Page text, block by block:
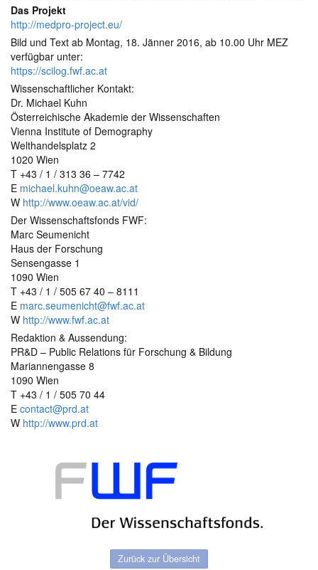
Das Projekt
http://medpro-project.eu/
Bild und Text ab Montag, 18. Jänner 2016, ab 10.00 Uhr MEZ
verfügbar unter:
https://scilog.fwf.ac.at
Wissenschaftlicher Kontakt:
Dr. Michael Kuhn
Österreichische Akademie der Wissenschaften
Vienna Institute of Demography
Welthandelsplatz 2
1020 Wien
T +43 / 1 / 313 36 – 7742
E michael.kuhn@oeaw.ac.at
W http://www.oeaw.ac.at/vid/
Der Wissenschaftsfonds FWF:
Marc Seumenicht
Haus der Forschung
Sensengasse 1
1090 Wien
T +43 / 1 / 505 67 40 – 8111
E marc.seumenicht@fwf.ac.at
W http://www.fwf.ac.at
Redaktion & Aussendung:
PR&D – Public Relations für Forschung & Bildung
Mariannengasse 8
1090 Wien
T +43 / 1 / 505 70 44
E contact@prd.at
W http://www.prd.at
Zurück zur Übersicht